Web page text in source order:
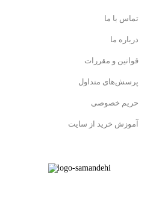
تماس با ما
درباره ما
قوانین و مقررات
پرسش‌های متداول
حریم خصوصی
آموزش خرید از سایت